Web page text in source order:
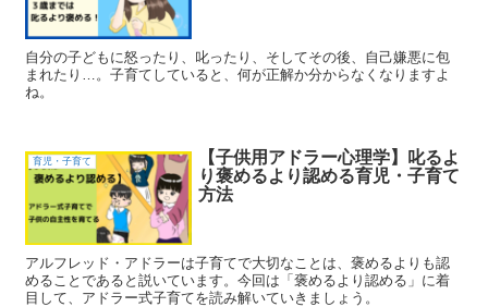
自分の子どもに怒ったり、叱ったり、そしてその後、自己嫌悪に包
まれたり…。子育てしていると、何が正解か分からなくなりますよ
ね。
育児・子育て
【子供用アドラー心理学】叱るよ
り褒めるより認める育児・子育て
方法
アルフレッド・アドラーは子育てで大切なことは、褒めるよりも認
めることであると説いています。今回は「褒めるより認める」に着
目して、アドラー式子育てを読み解いていきましょう。